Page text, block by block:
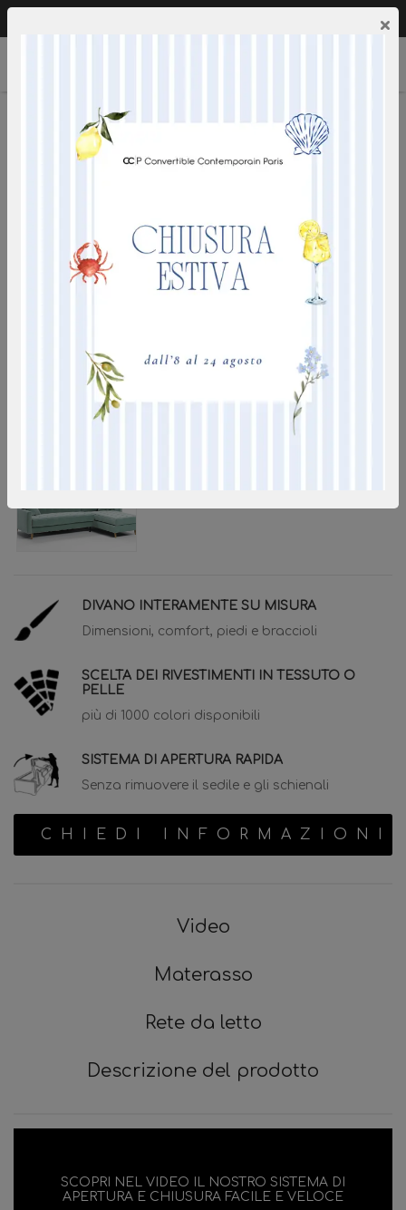
IT×
EIFFEL CON CHAISE LONGUE
DIVANO INTERAMENTE SU MISURA
Dimensioni, comfort, piedi e braccioli
SCELTA DEI RIVESTIMENTI IN TESSUTO O
PELLE
più di 1000 colori disponibili
SISTEMA DI APERTURA RAPIDA
Senza rimuovere il sedile e gli schienali
CHIEDI INFORMAZIONI
Video
Materasso
Rete da letto
Descrizione del prodotto
SCOPRI NEL VIDEO IL NOSTRO SISTEMA DI
APERTURA E CHIUSURA FACILE E VELOCE